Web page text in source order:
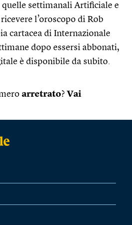
settimanali Artificiale e
l’oroscopo di Rob
cartacea di Internazionale
dopo essersi abbonati,
è disponibile da subito.
arretrato? Vai